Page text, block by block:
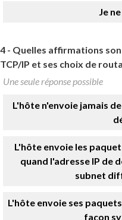
Je
4 - Quelles affirmations
TCP/IP et ses choix de
Une seule réponse possible
L'hôte n'envoie jamais
L'hôte envoie les
quand l'adresse IP de
subnet
L'hôte envoie ses
façon